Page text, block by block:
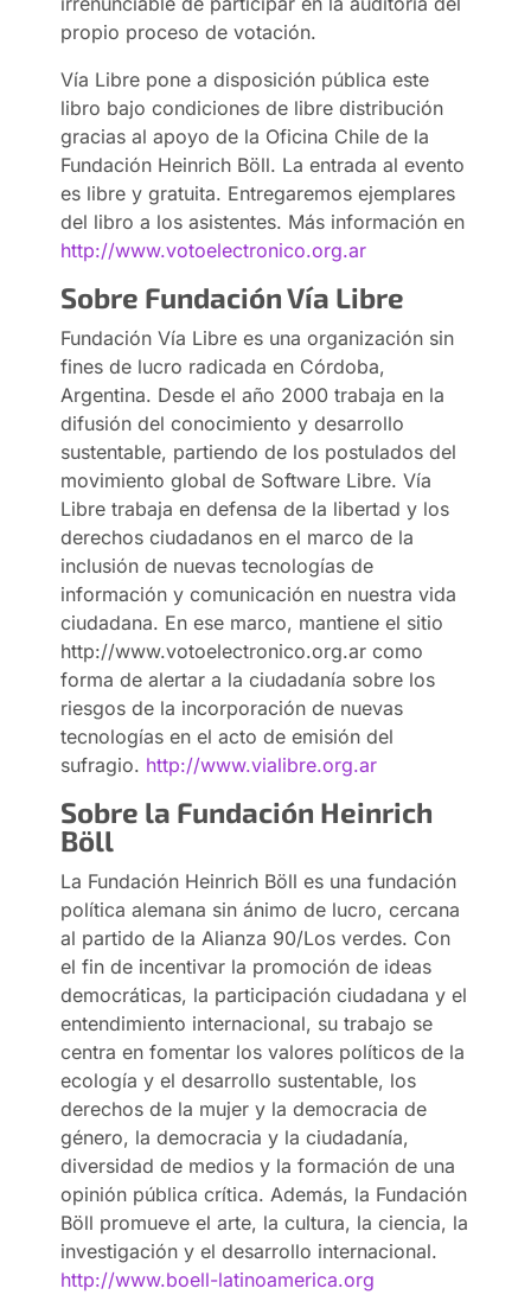
propio proceso de votación.
Vía Libre pone a disposición pública este
libro bajo condiciones de libre distribución
gracias al apoyo de la Oficina Chile de la
Fundación Heinrich Böll. La entrada al evento
es libre y gratuita. Entregaremos ejemplares
del libro a los asistentes. Más información en
http://www.votoelectronico.org.ar
Sobre Fundación Vía Libre
Fundación Vía Libre es una organización sin
fines de lucro radicada en Córdoba,
Argentina. Desde el año 2000 trabaja en la
difusión del conocimiento y desarrollo
sustentable, partiendo de los postulados del
movimiento global de Software Libre. Vía
Libre trabaja en defensa de la libertad y los
derechos ciudadanos en el marco de la
inclusión de nuevas tecnologías de
información y comunicación en nuestra vida
ciudadana. En ese marco, mantiene el sitio
http://www.votoelectronico.org.ar como
forma de alertar a la ciudadanía sobre los
riesgos de la incorporación de nuevas
tecnologías en el acto de emisión del
sufragio. http://www.vialibre.org.ar
Sobre la Fundación Heinrich
Böll
La Fundación Heinrich Böll es una fundación
política alemana sin ánimo de lucro, cercana
al partido de la Alianza 90/Los verdes. Con
el fin de incentivar la promoción de ideas
democráticas, la participación ciudadana y el
entendimiento internacional, su trabajo se
centra en fomentar los valores políticos de la
ecología y el desarrollo sustentable, los
derechos de la mujer y la democracia de
género, la democracia y la ciudadanía,
diversidad de medios y la formación de una
opinión pública crítica. Además, la Fundación
Böll promueve el arte, la cultura, la ciencia, la
investigación y el desarrollo internacional.
http://www.boell-latinoamerica.org